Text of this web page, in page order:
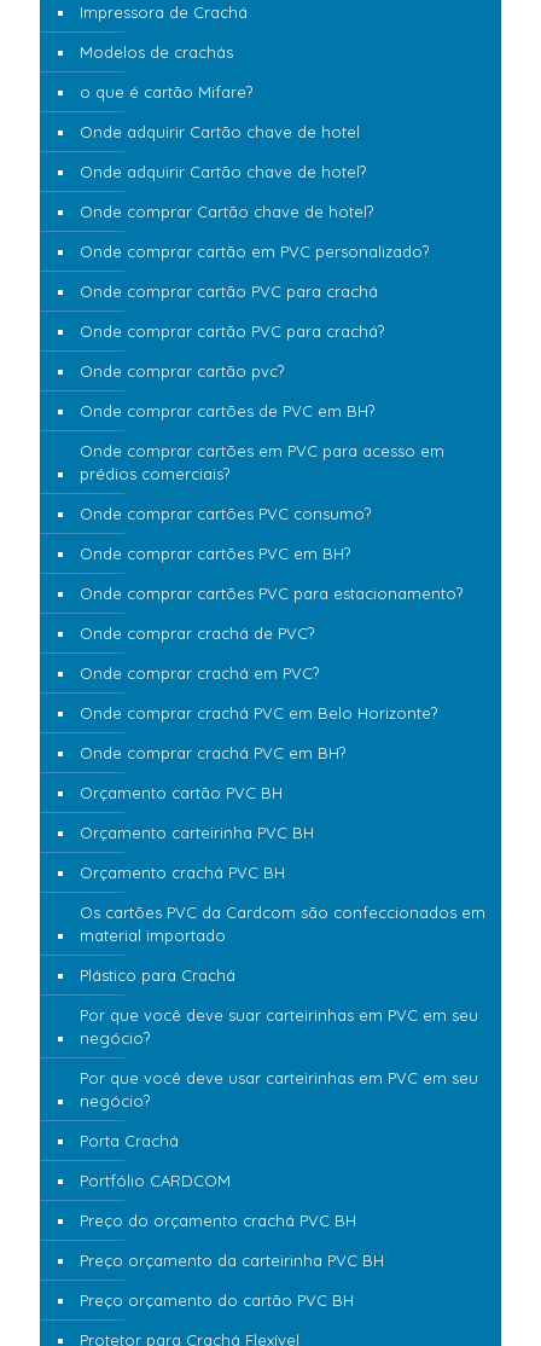
Impressora de Crachá
Modelos de crachás
o que é cartão Mifare?
Onde adquirir Cartão chave de hotel
Onde adquirir Cartão chave de hotel?
Onde comprar Cartão chave de hotel?
Onde comprar cartão em PVC personalizado?
Onde comprar cartão PVC para crachá
Onde comprar cartão PVC para crachá?
Onde comprar cartão pvc?
Onde comprar cartões de PVC em BH?
Onde comprar cartões em PVC para acesso em
prédios comerciais?
Onde comprar cartões PVC consumo?
Onde comprar cartões PVC em BH?
Onde comprar cartões PVC para estacionamento?
Onde comprar crachá de PVC?
Onde comprar crachá em PVC?
Onde comprar crachá PVC em Belo Horizonte?
Onde comprar crachá PVC em BH?
Orçamento cartão PVC BH
Orçamento carteirinha PVC BH
Orçamento crachá PVC BH
Os cartões PVC da Cardcom são confeccionados em
material importado
Plástico para Crachá
Por que você deve suar carteirinhas em PVC em seu
negócio?
Por que você deve usar carteirinhas em PVC em seu
negócio?
Porta Crachá
Portfólio CARDCOM
Preço do orçamento crachá PVC BH
Preço orçamento da carteirinha PVC BH
Preço orçamento do cartão PVC BH
Protetor para Crachá Flexível